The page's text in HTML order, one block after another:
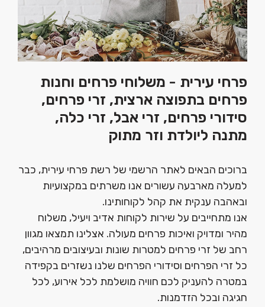
פרחי עירית - משלוחי פרחים וחנות
פרחים בתפוצה ארצית, זרי פרחים,
סידורי פרחים, זרי אבל, זרי כלה,
מתנה ליולדת וזר מתוק
ברוכים הבאים לאתר הרשמי של רשת פרחי עירית, כבר
למעלה מארבעה עשורים אנו משרתים במקצועיות
ובאהבה ענקית את קהל לקוחותינו.
אנו מתחייבים על שירות לקוחות אדיב ויעיל, משלוח
מהיר ומדויק ואיכות פרחים מעולה. אצלינו תמצאו מגוון
רחב של זרי פרחים למטרות שונות ובעיצובים מרהיבים,
כל זרי הפרחים וסידורי הפרחים שלנו נשזרים בקפידה
במטרה להעניק לכם חוויה מושלמת לכל אירוע, לכל
חגיגה ובכל הזדמנות.